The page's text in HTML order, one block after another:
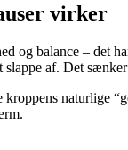
virker
og balance – det
af. Det
kroppens naturlige